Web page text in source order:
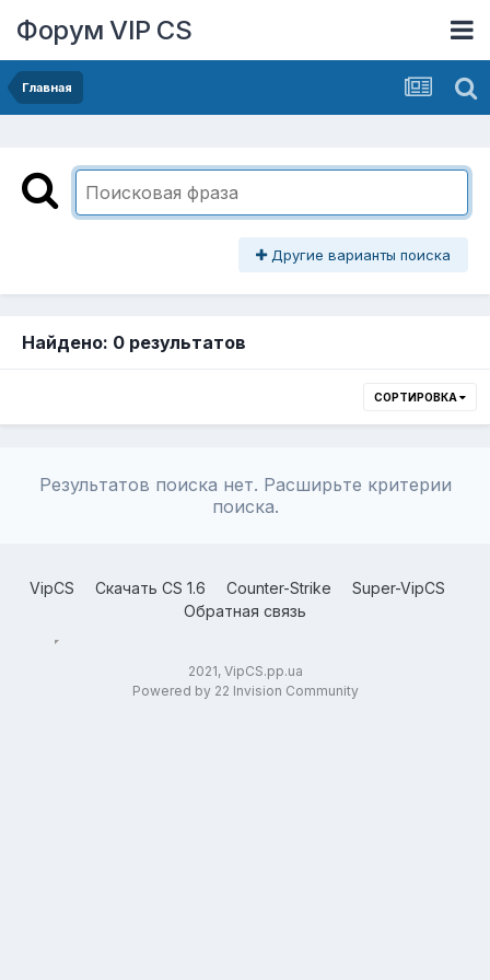
Форум VIP CS
Главная
Другие варианты поиска
Найдено: 0 результатов
СОРТИРОВКА
Результатов поиска нет. Расширьте критерии
поиска.
VipCS Скачать CS 1.6 Counter-Strike
Super-VipCS
Обратная связь
2021, VipCS.pp.ua
Powered by 22 Invision Community